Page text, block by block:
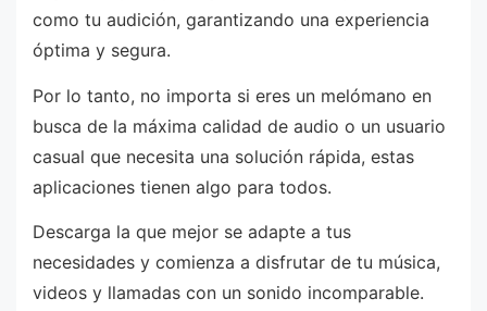
como tu audición, garantizando una experiencia
óptima y segura.
Por lo tanto, no importa si eres un melómano en
busca de la máxima calidad de audio o un usuario
casual que necesita una solución rápida, estas
aplicaciones tienen algo para todos.
Descarga la que mejor se adapte a tus
necesidades y comienza a disfrutar de tu música,
videos y llamadas con un sonido incomparable.